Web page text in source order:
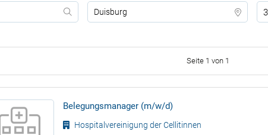
Seite 1 von 1
Belegungsmanager (m/w/d)
Hospitalvereinigung der Cellitinnen